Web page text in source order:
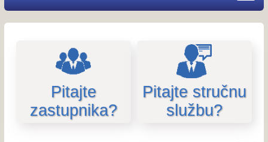
Pitajte
zastupnika?
Pitajte stručnu
službu?